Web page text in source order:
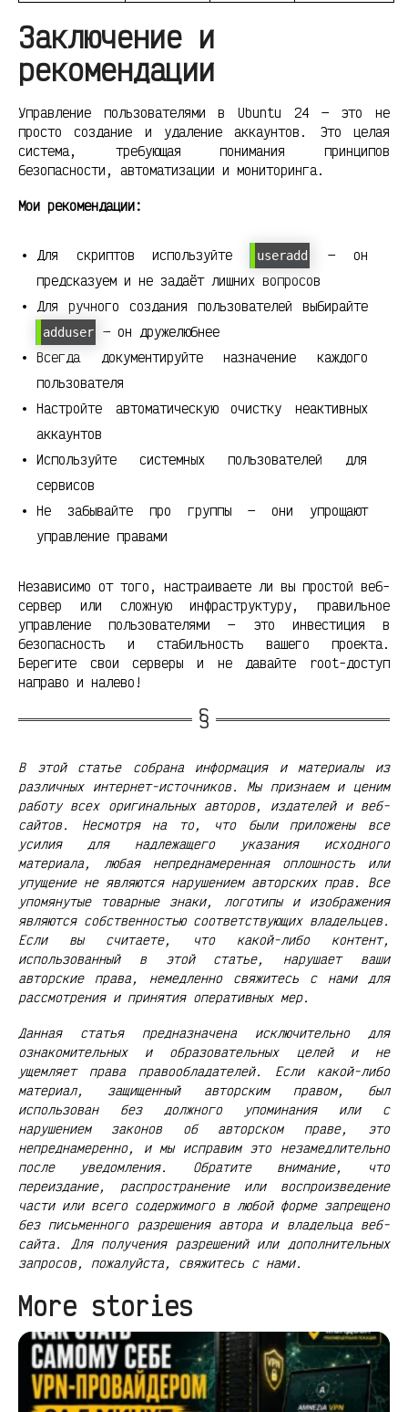
Заключение и
рекомендации
Управление пользователями в Ubuntu 24 — это не
просто создание и удаление аккаунтов. Это целая
система, требующая понимания принципов
безопасности, автоматизации и мониторинга.
Мои рекомендации:
Для скриптов используйте useradd
— он
предсказуем и не задаёт лишних вопросов
Для ручного создания пользователей выбирайте
adduser
— он дружелюбнее
Всегда документируйте назначение каждого
пользователя
Настройте автоматическую очистку неактивных
аккаунтов
Используйте системных пользователей для
сервисов
Не забывайте про группы — они упрощают
управление правами
Независимо от того, настраиваете ли вы простой веб-
сервер или сложную инфраструктуру, правильное
управление пользователями — это инвестиция в
безопасность и стабильность вашего проекта.
Берегите свои серверы и не давайте root-доступ
направо и налево!
В этой статье собрана информация и материалы из
различных интернет-источников. Мы признаем и ценим
работу всех оригинальных авторов, издателей и веб-
сайтов. Несмотря на то, что были приложены все
усилия для надлежащего указания исходного
материала, любая непреднамеренная оплошность или
упущение не являются нарушением авторских прав. Все
упомянутые товарные знаки, логотипы и изображения
являются собственностью соответствующих владельцев.
Если вы считаете, что какой-либо контент,
использованный в этой статье, нарушает ваши
авторские права, немедленно свяжитесь с нами для
рассмотрения и принятия оперативных мер.
Данная статья предназначена исключительно для
ознакомительных и образовательных целей и не
ущемляет права правообладателей. Если какой-либо
материал, защищенный авторским правом, был
использован без должного упоминания или с
нарушением законов об авторском праве, это
непреднамеренно, и мы исправим это незамедлительно
после уведомления. Обратите внимание, что
переиздание, распространение или воспроизведение
части или всего содержимого в любой форме запрещено
без письменного разрешения автора и владельца веб-
сайта. Для получения разрешений или дополнительных
запросов, пожалуйста, свяжитесь с нами.
More stories